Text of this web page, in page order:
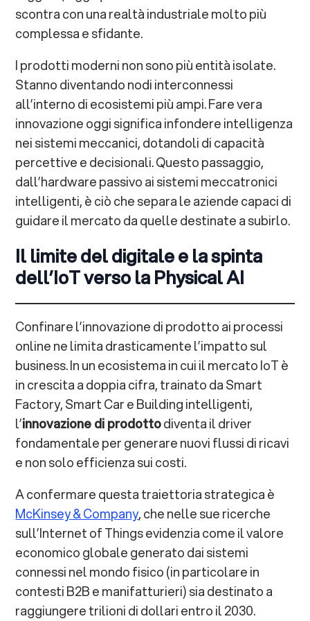
scontra con una realtà industriale molto più
complessa e sfidante.
I prodotti moderni non sono più entità isolate.
Stanno diventando nodi interconnessi
all’interno di ecosistemi più ampi. Fare vera
innovazione oggi significa infondere intelligenza
nei sistemi meccanici, dotandoli di capacità
percettive e decisionali. Questo passaggio,
dall’hardware passivo ai sistemi meccatronici
intelligenti, è ciò che separa le aziende capaci di
guidare il mercato da quelle destinate a subirlo.
Il limite del digitale e la spinta
dell’IoT verso la Physical AI
Confinare l’innovazione di prodotto ai processi
online ne limita drasticamente l’impatto sul
business. In un ecosistema in cui il mercato IoT è
in crescita a doppia cifra, trainato da Smart
Factory, Smart Car e Building intelligenti,
l’innovazione di prodottodiventa il driver
fondamentale per generare nuovi flussi di ricavi
e non solo efficienza sui costi.
A confermare questa traiettoria strategica è
McKinsey & Company, che nelle sue ricerche
sull’Internet of Things evidenzia come il valore
economico globale generato dai sistemi
connessi nel mondo fisico (in particolare in
contesti B2B e manifatturieri) sia destinato a
raggiungere trilioni di dollari entro il 2030.